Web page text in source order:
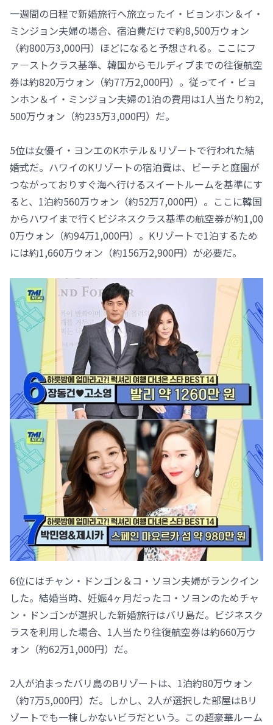
一週間の日程で新婚旅行へ旅立ったイ・ビョンホン＆イ・
ミンジョン夫婦の場合、宿泊費だけで約8,500万ウォン
（約800万3,000円）ほどになると予想される。ここにフ
ァ―ストクラス基準、韓国からモルディブまでの往復航空
券は約820万ウォン（約77万2,000円）。従ってイ・ビョ
ンホン＆イ・ミンジョン夫婦の1泊の費用は1人当たり約2,
500万ウォン（約235万3,000円）だ。
5位は女優イ・ヨンエのKホテル＆リゾートで行われた結
婚式だ。ハワイのKリゾートの宿泊費は、ビーチと庭園が
つながっておりすぐ海へ行けるスイートルームを基準にす
ると、1泊約560万ウォン（約52万7,000円）。ここに韓国
からハワイまで行くビジネスクラス基準の航空券が約1,00
0万ウォン（約94万1,000円）。Kリゾートで1泊するため
には約1,660万ウォン（約156万2,900円）が必要だ。
6位にはチャン・ドンゴン＆コ・ソヨン夫婦がランクイン
した。結婚当時、妊娠4ヶ月だったコ・ソヨンのためチャ
ン・ドンゴンが選択した新婚旅行はバリ島だ。ビジネスク
ラスを利用した場合、1人当たり往復航空券は約660万ウ
ォン（約62万1,000円）だ。
2人が泊まったバリ島のBリゾートは、1泊約80万ウォン
（約7万5,000円）だ。しかし、2人が選択した部屋はBリ
ゾートでも一棟しかないビラだという。この超豪華ルーム